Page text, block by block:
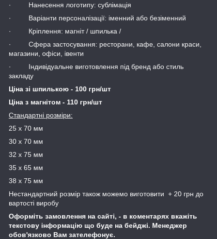
· Нанесення логотипу: сублімація
· Варіанти персоналізації: іменний або безіменний
· Кріплення: магніт / шпилька /
· Сфера застосування: ресторани, кафе, салони краси,
магазини, офіси, івенти
· Індивідуальне виготовлення під бренд або стиль
закладу
Ціна зі шпилькою - 100 грн/шт
Ціна з магнітом - 110 грн/шт
Стандартні розміри:
25 х 70 мм
30 х 70 мм
32 х 75 мм
35 х 65 мм
38 х 75 мм
Нестандартний розмір також можемо виготовити + 20 грн до
вартості виробу
Оформіть замовлення на сайті, - в коментарях вкажіть
текстову інформацію що буде на бейджі. Менеджер
обов'язково Вам зателефонує.